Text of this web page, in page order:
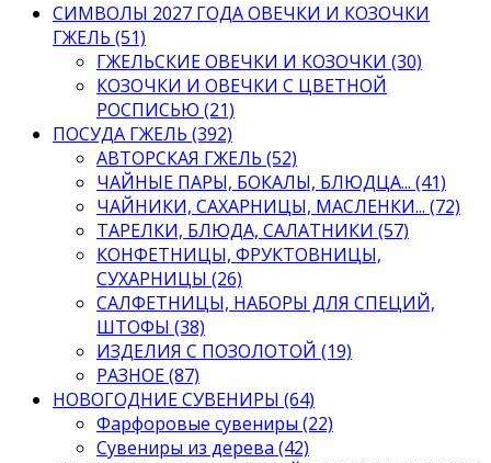
СИМВОЛЫ 2027 ГОДА ОВЕЧКИ И КОЗОЧКИ
ГЖЕЛЬ (51)
ГЖЕЛЬСКИЕ ОВЕЧКИ И КОЗОЧКИ (30)
КОЗОЧКИ И ОВЕЧКИ С ЦВЕТНОЙ
РОСПИСЬЮ (21)
ПОСУДА ГЖЕЛЬ (392)
АВТОРСКАЯ ГЖЕЛЬ (52)
ЧАЙНЫЕ ПАРЫ, БОКАЛЫ, БЛЮДЦА... (41)
ЧАЙНИКИ, САХАРНИЦЫ, МАСЛЕНКИ... (72)
ТАРЕЛКИ, БЛЮДА, САЛАТНИКИ (57)
КОНФЕТНИЦЫ, ФРУКТОВНИЦЫ,
СУХАРНИЦЫ (26)
САЛФЕТНИЦЫ, НАБОРЫ ДЛЯ СПЕЦИЙ,
ШТОФЫ (38)
ИЗДЕЛИЯ С ПОЗОЛОТОЙ (19)
РАЗНОЕ (87)
НОВОГОДНИЕ СУВЕНИРЫ (64)
Фарфоровые сувениры (22)
Сувениры из дерева (42)